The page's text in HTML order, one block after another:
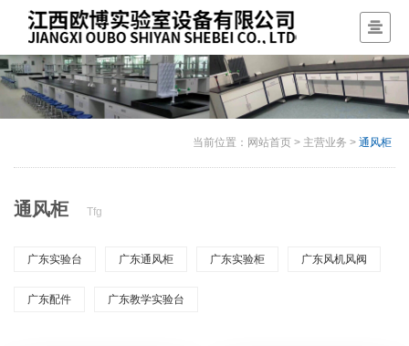
当前位置： 网站首页 > 主营业务 > 通风柜
通风柜 Tfg
广东实验台 广东通风柜 广东实验柜 广东风机风阀
广东配件 广东教学实验台